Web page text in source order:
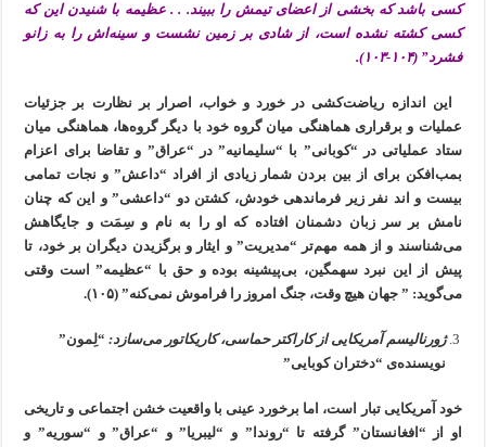
کسی باشد که بخشی از اعضای تیمش را ببیند. . . عظیمه با شنیدن این که
کسی کشته نشده است، از شادی بر زمین نشست و سینه‌اش را به زانو
فشرد” (۱۰۴-۱۰۳).
این اندازه ریاضت‌کشی در خورد و خواب، اصرار بر نظارت بر جزئیات
عملیات و برقراری هماهنگی میان گروه خود با دیگر گروه‌ها، هماهنگی میان
ستاد عملیاتی در “کوبانی” با “سلیمانیه” در “عراق” و تقاضا برای اعزام
بمب‌افکن برای از بین بردن شمار زیادی از افراد “داعش” و نجات تمامی
بیست و اند نفر زیر فرماندهی خودش، کشتن دو “داعشی” و این که چنان
نامش بر سر زبان دشمنان افتاده که او را به نام و سِمَت و جایگاهش
می‌شناسند و از همه مهم‌تر “مدیریت” و ایثار و برگزیدن دیگران بر خود، تا
پیش از این نبرد سهمگین، بی‌پیشینه بوده و حق با “عظیمه” است وقتی
می‌گوید: ” جهان هیچ وقت، جنگ امروز را فراموش نمی‌کنه” (۱۰۵).
ژورنالیسم آمریکایی از کاراکتر حماسی، کاریکاتور می‌سازد: “لِمون”
نویسنده‌ی “دختران کوبایی”
خود آمریکایی تبار است، اما برخورد عینی با واقعیت خشن اجتماعی و تاریخی
او از “افغانستان” گرفته تا “روندا” و “لیبریا” و “عراق” و “سوریه” و